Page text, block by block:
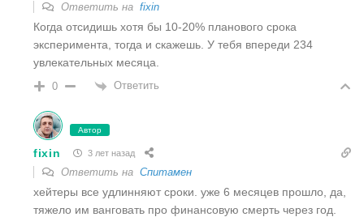
Ответить на fixin
Когда отсидишь хотя бы 10-20% планового срока
эксперимента, тогда и скажешь. У тебя впереди 234
увлекательных месяца.
0 Ответить
Автор
fixin 3 лет назад
Ответить на Спитамен
хейтеры все удлинняют сроки. уже 6 месяцев прошло, да,
тяжело им ванговать про финансовую смерть через год.